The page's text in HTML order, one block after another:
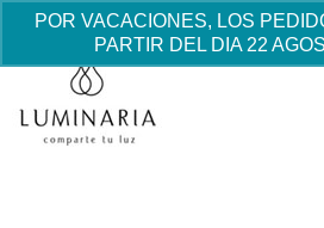
POR VACACIONES, LOS
PARTIR DEL DIA 22